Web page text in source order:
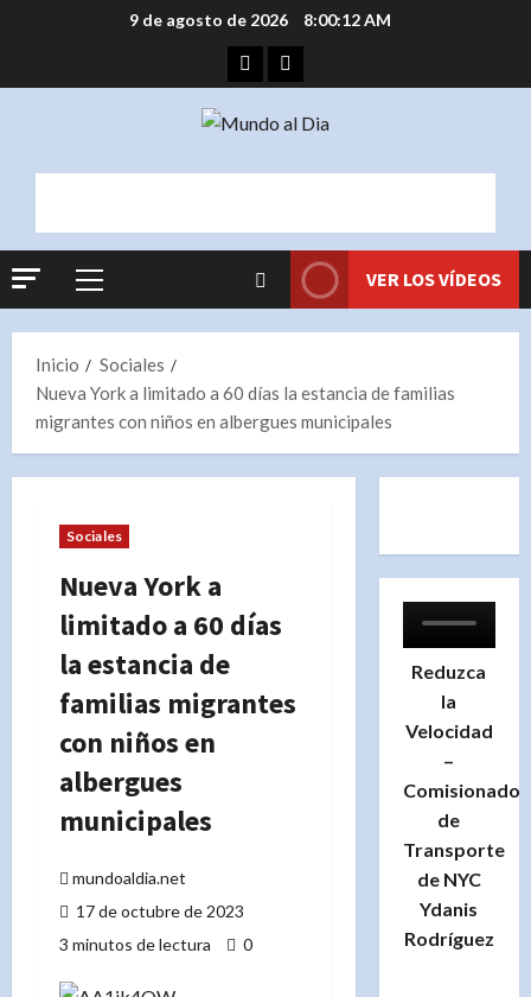
9 de agosto de 2026 8:00:13 AM
FacebookInstagram
Menú
VER LOS VÍDEOS
Inicio
Sociales
Nueva York a limitado a 60 días la estancia de familias
migrantes con niños en albergues municipales
Sociales
Nueva York a
limitado a 60 días
la estancia de
familias migrantes
con niños en
albergues
municipales
mundoaldia.net
17 de octubre de 2023
3 minutos de lectura
0
Reduzca
la
Velocidad
–
Comisionado
de
Transporte
de NYC
Ydanis
Rodríguez